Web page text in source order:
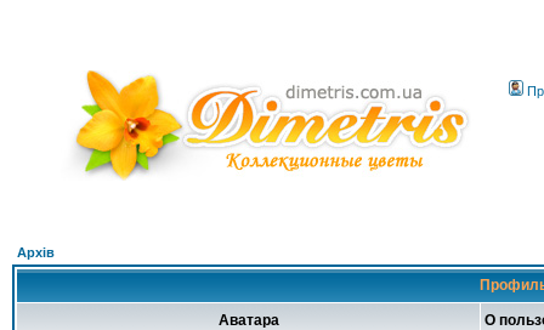
Архів
Аватара О